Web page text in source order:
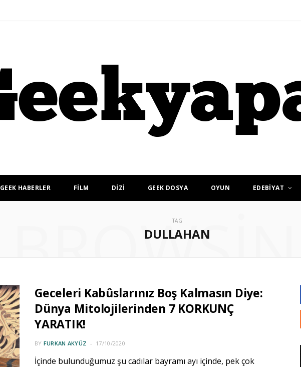
GEEK HABERLER FİLM DİZİ GEEK DOSYA OYUN EDEBİYAT
TAG
DULLAHAN
BROWSING
Geceleri Kabûslarınız Boş Kalmasın Diye:
Dünya Mitolojilerinden 7 KORKUNÇ
YARATIK!
BY FURKAN AKYÜZ 17/10/2020
İçinde bulunduğumuz şu cadılar bayramı ayı içinde, pek çok